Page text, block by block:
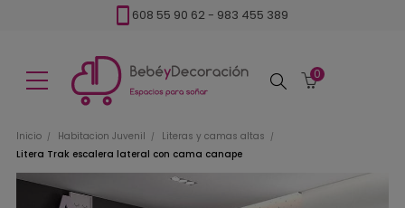
608 55 90 62 - 983 455 389
Buscar
0
Inicio Habitacion Juvenil
Literas y camas altas
Litera Trak escalera lateral con cama canape